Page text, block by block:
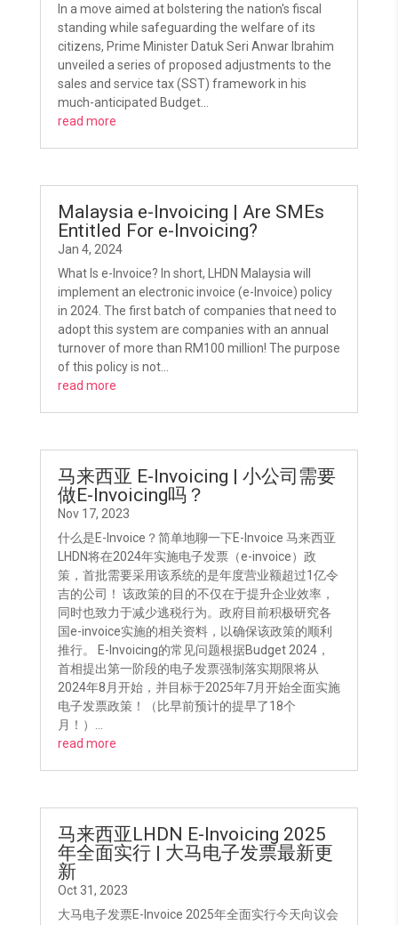
In a move aimed at bolstering the nation's fiscal
standing while safeguarding the welfare of its
citizens, Prime Minister Datuk Seri Anwar Ibrahim
unveiled a series of proposed adjustments to the
sales and service tax (SST) framework in his
much-anticipated Budget...
read more
Malaysia e-Invoicing | Are SMEs
Entitled For e-Invoicing?
Jan 4, 2024
What Is e-Invoice? In short, LHDN Malaysia will
implement an electronic invoice (e-Invoice) policy
in 2024. The first batch of companies that need to
adopt this system are companies with an annual
turnover of more than RM100 million! The purpose
of this policy is not...
read more
马来西亚 E-Invoicing | 小公司需要
做E-Invoicing吗？
Nov 17, 2023
什么是E-Invoice？简单地聊一下E-Invoice 马来西亚
LHDN将在2024年实施电子发票（e-invoice）政
策，首批需要采用该系统的是年度营业额超过1亿令
吉的公司！ 该政策的目的不仅在于提升企业效率，
同时也致力于减少逃税行为。政府目前积极研究各
国e-invoice实施的相关资料，以确保该政策的顺利
推行。 E-Invoicing的常见问题根据Budget 2024，
首相提出第一阶段的电子发票强制落实期限将从
2024年8月开始，并目标于2025年7月开始全面实施
电子发票政策！（比早前预计的提早了18个
月！）...
read more
马来西亚LHDN E-Invoicing 2025
年全面实行 | 大马电子发票最新更
新
Oct 31, 2023
大马电子发票E-Invoice 2025年全面实行今天向议会